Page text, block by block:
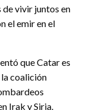
vivir juntos en
el emir en el
que Catar es
la coalición
Irak y Siria.